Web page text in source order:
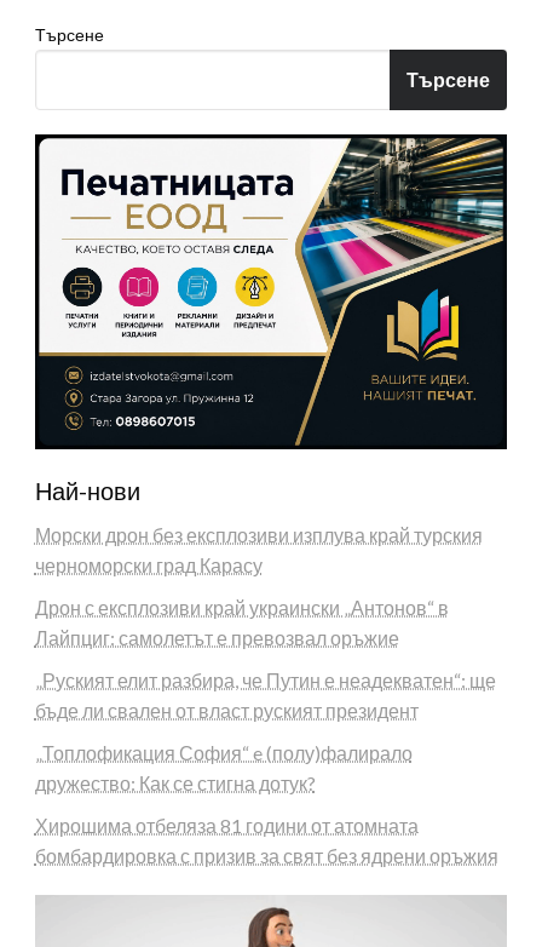
Търсене
Търсене
Най-нови
Морски дрон без експлозиви изплува край турския
черноморски град Карасу
Дрон с експлозиви край украински „Антонов“ в
Лайпциг: самолетът е превозвал оръжие
„Руският елит разбира, че Путин е неадекватен“: ще
бъде ли свален от власт руският президент
„Топлофикация София“ e (полу)фалирало
дружество: Как се стигна дотук?
Хирошима отбеляза 81 години от атомната
бомбардировка с призив за свят без ядрени оръжия